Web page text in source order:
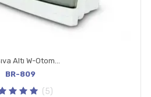
24lü Sıva Altı W-Otomat Kutusu
BR-809
(5)